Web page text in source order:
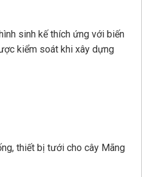
sinh kế thích ứng với biến
kiểm soát khi xây dựng
thiết bị tưới cho cây Mãng